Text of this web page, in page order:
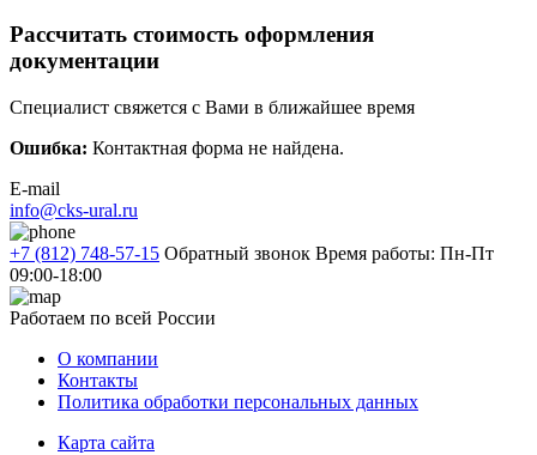
Рассчитать стоимость оформления
документации
Специалист свяжется с Вами в ближайшее время
Ошибка: Контактная форма не найдена.
E-mail
info@cks-ural.ru
+7 (812) 748-57-15 Обратный звонок Время работы: Пн-Пт
09:00-18:00
Работаем по всей России
О компании
Контакты
Политика обработки персональных данных
Карта сайта